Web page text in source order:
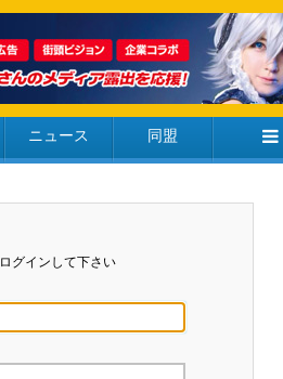
ニュース 同盟
グインして下さい